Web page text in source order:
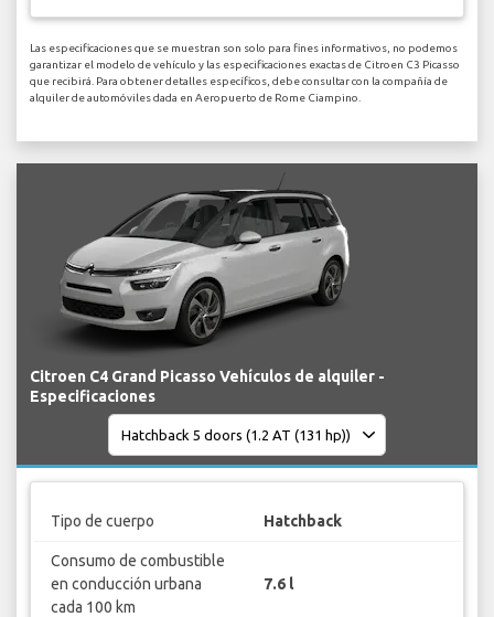
Las especificaciones que se muestran son solo para fines informativos, no podemos
garantizar el modelo de vehículo y las especificaciones exactas de Citroen C3 Picasso
que recibirá. Para obtener detalles específicos, debe consultar con la compañía de
alquiler de automóviles dada en Aeropuerto de Rome Ciampino.
Citroen C4 Grand Picasso Vehículos de alquiler -
Especificaciones
Tipo de cuerpo Hatchback
Consumo de combustible
en conducción urbana
cada 100 km
7.6 l